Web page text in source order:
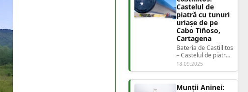
Castelul de
piatră cu tunuri
uriașe de pe
Cabo Tiñoso,
Cartagena
Batería de Castillitos
– Castelul de piatră
cu tunuri uriașe de
pe Cabo Tiñoso,
Cartagena...
18.09.2025
Munții Aninei: